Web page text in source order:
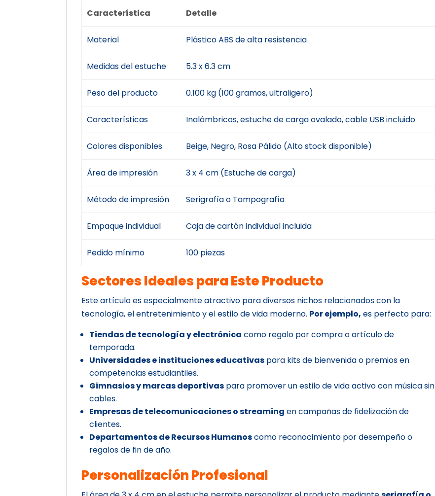
Característica Detalle
Material Plástico ABS de alta resistencia
Medidas del estuche 5.3 x 6.3 cm
Peso del producto 0.100 kg (100 gramos, ultraligero)
Características Inalámbricos, estuche de carga ovalado, cable USB incluido
Colores disponibles Beige, Negro, Rosa Pálido (Alto stock disponible)
Área de impresión 3 x 4 cm (Estuche de carga)
Método de impresión Serigrafía o Tampografía
Empaque individual Caja de cartón individual incluida
Pedido mínimo 100 piezas
Sectores Ideales para Este Producto
Este artículo es especialmente atractivo para diversos nichos relacionados con la
tecnología, el entretenimiento y el estilo de vida moderno. Por ejemplo, es perfecto para:
Tiendas de tecnología y electrónica como regalo por compra o artículo de
temporada.
Universidades e instituciones educativas para kits de bienvenida o premios en
competencias estudiantiles.
Gimnasios y marcas deportivas para promover un estilo de vida activo con música sin
cables.
Empresas de telecomunicaciones o streaming en campañas de fidelización de
clientes.
Departamentos de Recursos Humanoscomo reconocimiento por desempeño o
regalos de fin de año.
Personalización Profesional